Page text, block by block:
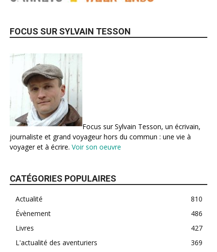
FOCUS SUR SYLVAIN TESSON
Focus sur Sylvain Tesson, un écrivain,
journaliste et grand voyageur hors du commun : une vie à
voyager et à écrire. Voir son oeuvre
CATÉGORIES POPULAIRES
Actualité
810
Évènement
486
Livres
427
L'actualité des aventuriers
369